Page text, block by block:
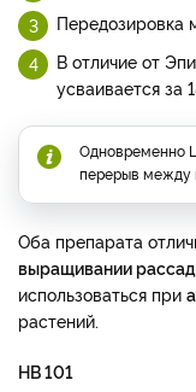
Передозировка
В отличие от
усваивается за
Одновременно
перерыв между
Оба препарата
выращивании
использоваться при
растений.
НВ 101